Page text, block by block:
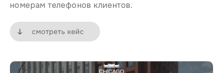
номерам телефонов клиентов.